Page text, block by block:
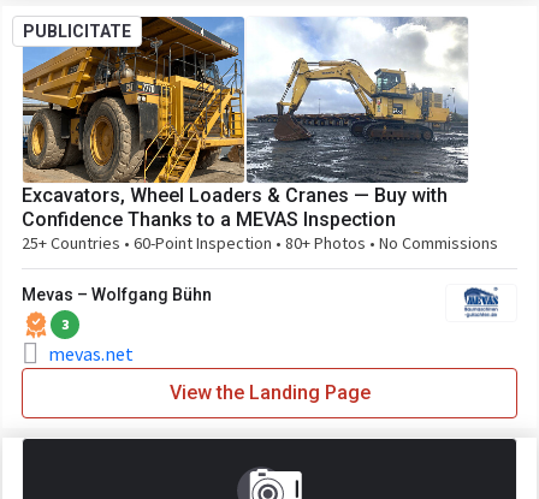
PUBLICITATE
Excavators, Wheel Loaders & Cranes — Buy with
Confidence Thanks to a MEVAS Inspection
25+ Countries • 60-Point Inspection • 80+ Photos • No Commissions
Mevas – Wolfgang Bühn
3
mevas.net
View the Landing Page